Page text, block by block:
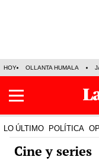
HOY OLLANTA HUMALA
LO ÚLTIMO POLÍTICA
Cine y series